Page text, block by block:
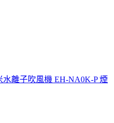
水離子吹風機 EH-NA0K-P 煙